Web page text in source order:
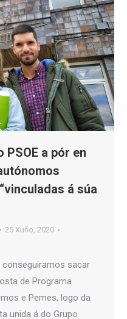
PSOE a pór en
á súa
25 Xuño, 2020
conseguiramos sacar
de Programa
e Pemes, logo da
unida á do Grupo